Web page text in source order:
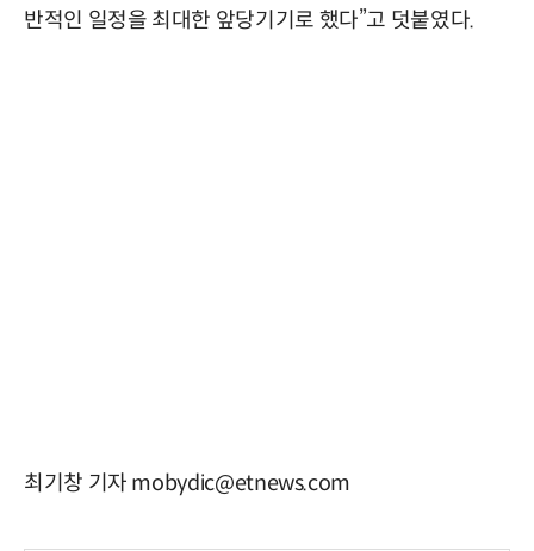
반적인 일정을 최대한 앞당기기로 했다”고 덧붙였다.
최기창 기자 mobydic@etnews.com